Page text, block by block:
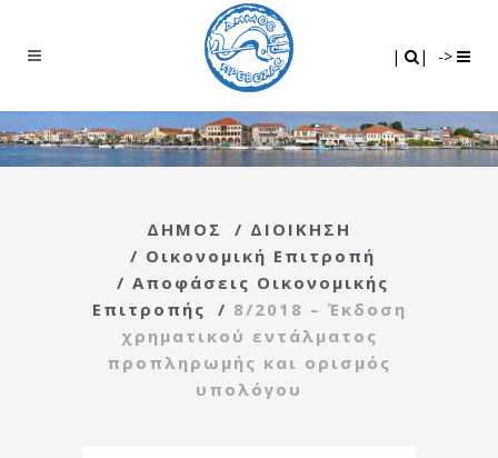
| | ->
ΔΗΜΟΣ / ΔΙΟΙΚΗΣΗ
/ Οικονομική Επιτροπή
/ Αποφάσεις Οικονομικής
Επιτροπής
/ 8/2018 – Έκδοση
χρηματικού εντάλματος
προπληρωμής και ορισμός
υπολόγου